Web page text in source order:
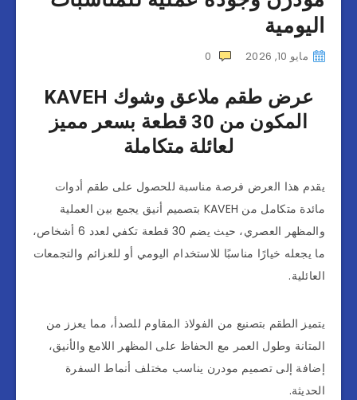
اليومية
مايو 10, 2026 0
عرض طقم ملاعق وشوك KAVEH
المكون من 30 قطعة بسعر مميز
لعائلة متكاملة
يقدم هذا العرض فرصة مناسبة للحصول على طقم أدوات
مائدة متكامل من KAVEH بتصميم أنيق يجمع بين العملية
والمظهر العصري، حيث يضم 30 قطعة تكفي لعدد 6 أشخاص،
ما يجعله خيارًا مناسبًا للاستخدام اليومي أو للعزائم والتجمعات
العائلية.
يتميز الطقم بتصنيع من الفولاذ المقاوم للصدأ، مما يعزز من
المتانة وطول العمر مع الحفاظ على المظهر اللامع والأنيق،
إضافة إلى تصميم مودرن يناسب مختلف أنماط السفرة
الحديثة.